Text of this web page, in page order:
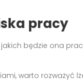
pracy
będzie ona
warto rozważyć